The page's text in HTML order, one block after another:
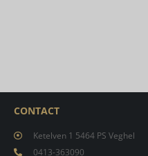
CONTACT
Ketelven 1 5464 PS Veghel
0413-363090